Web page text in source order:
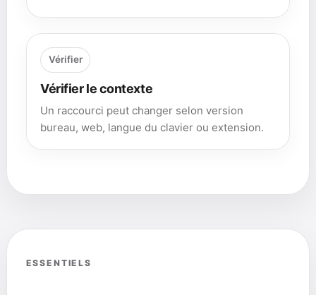
Vérifier
Vérifier le contexte
Un raccourci peut changer selon version
bureau, web, langue du clavier ou extension.
ESSENTIELS